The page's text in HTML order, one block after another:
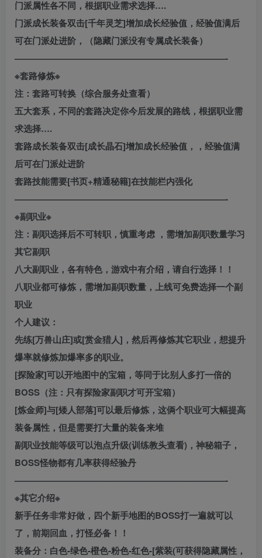
门派属性各不同，根据职业需求选择….
门派成长装备双击[千年灵芝]增加成长经验值，经验值满后
可在门派处进阶，（隐藏门派没有专属成长装备）
————————————————————————-
※套路修炼※
注：套路可转换（综合服务处查看）
五大套系，不同的套路决定你今后发展的路线，根据职业需
求选择….
套路成长装备双击[成长晶石]增加成长经验值，，经验值满
后可在门派处进阶
套路技能需要[书页+精通秘籍]在技能栏内强化
————————————————————————-
※副职业※
注：副职选择后不可转职，慎重考虑 ，需增加副职数量学习
其它副职
八大副职业，各有特色，游戏中有介绍，请自行选择！！
八职业都可修炼，需增加副职数量，上线可免费选择一个副
职业
个人建议：
先练[万兽山庄]或[赏金猎人]，然后再修炼其它职业，想提升
爆率就修炼加爆率多的职业。
[探险家]可以开地图中的宝箱，等同于比别人多打一倍的
BOSS（注：只有探险家副职才可开宝箱）
[炼金师]与[矮人部落]可以最后修炼，这俩个职业可大幅提高
装备属性，但是需要打大量的装备来堆
副职业技能等级可以泡点升级(训练教头查看)，神秘箱子，
BOSS怪物都有几率获得经验丹
————————————————————————-
※其它介绍※
新手任务非常好做，四个新手地图的BOSS打一遍就可以
了，前期回血，打怪必备！！
装备分：白色-绿色-橙色-粉色-红色-[紫装(可获得隐藏属性，